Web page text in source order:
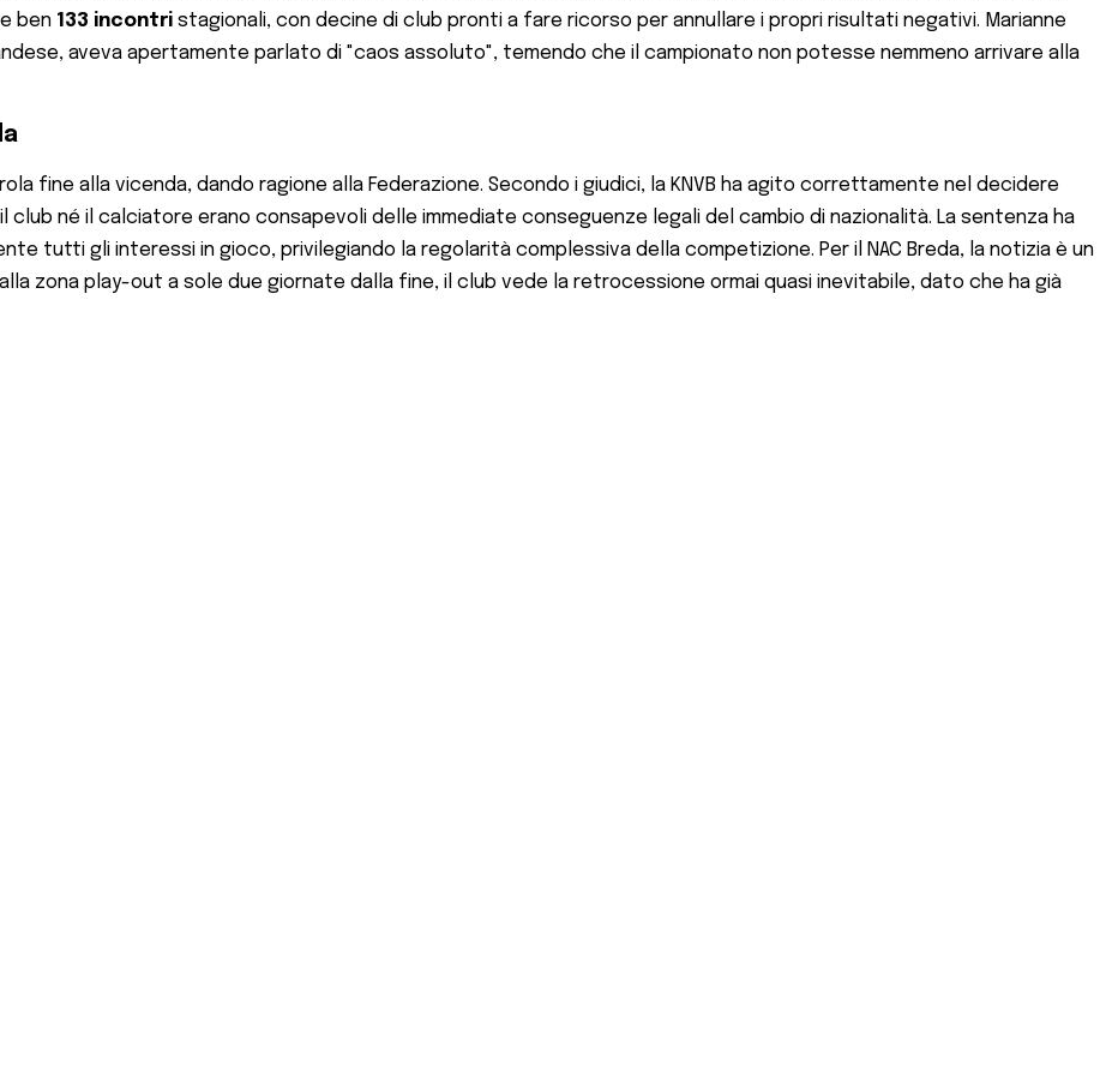
ben 133 incontri stagionali, con decine di club pronti a fare ricorso per annullare i propri risultati negativi. Marianne
aveva apertamente parlato di "caos assoluto", temendo che il campionato non potesse nemmeno arrivare alla
fine alla vicenda, dando ragione alla Federazione. Secondo i giudici, la KNVB ha agito correttamente nel decidere
né il calciatore erano consapevoli delle immediate conseguenze legali del cambio di nazionalità. La sentenza ha
tutti gli interessi in gioco, privilegiando la regolarità complessiva della competizione. Per il NAC Breda, la notizia è un
zona play-out a sole due giornate dalla fine, il club vede la retrocessione ormai quasi inevitabile, dato che ha già